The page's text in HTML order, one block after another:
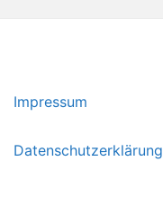
Impressum
Datenschutzerklärung